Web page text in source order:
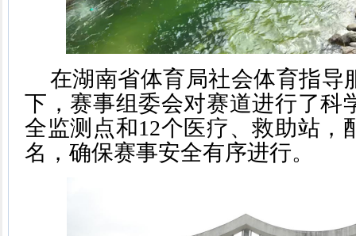
在湖南省体育局社会体育指导
下，赛事组委会对赛道进行了科
全监测点和12个医疗、救助站，
名，确保赛事安全有序进行。